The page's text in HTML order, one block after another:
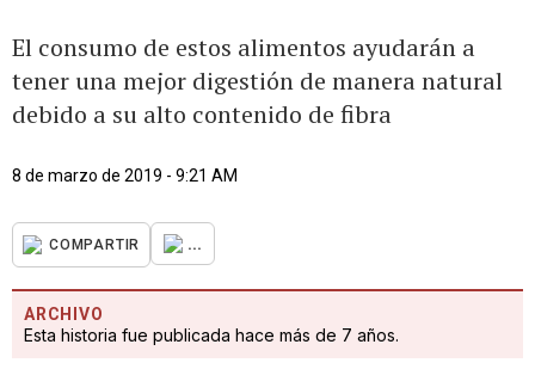
El consumo de estos alimentos ayudarán a
tener una mejor digestión de manera natural
debido a su alto contenido de fibra
8 de marzo de 2019 - 9:21 AM
COMPARTIR ...
ARCHIVO
Esta historia fue publicada hace más de 7 años.